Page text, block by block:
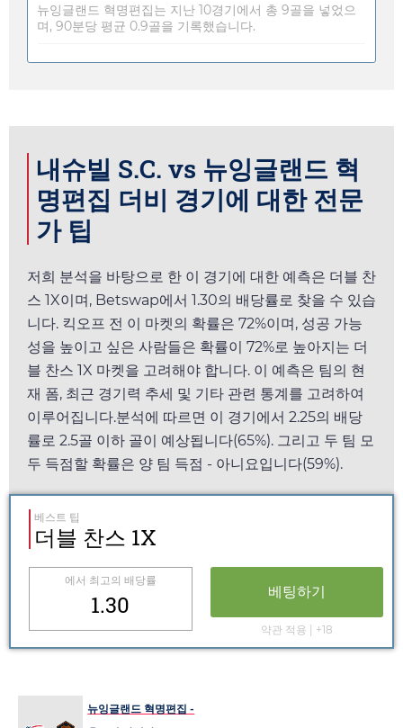
뉴잉글랜드 혁명편집는 지난 10경기에서 총 9골을 넣었으
며, 90분당 평균 0.9골을 기록했습니다.
내슈빌 S.C. vs 뉴잉글랜드 혁
명편집 더비 경기에 대한 전문
가 팁
저희 분석을 바탕으로 한 이 경기에 대한 예측은 더블 찬
스 1X이며, Betswap에서 1.30의 배당률로 찾을 수 있습
니다. 킥오프 전 이 마켓의 확률은 72%이며, 성공 가능
성을 높이고 싶은 사람들은 확률이 72%로 높아지는 더
블 찬스 1X 마켓을 고려해야 합니다. 이 예측은 팀의 현
재 폼, 최근 경기력 추세 및 기타 관련 통계를 고려하여
이루어집니다.분석에 따르면 이 경기에서 2.25의 배당
률로 2.5골 이하 골이 예상됩니다(65%). 그리고 두 팀 모
두 득점할 확률은 양 팀 득점 - 아니요입니다(59%).
베스트 팁
더블 찬스 1X
에서 최고의 배당률
1.30 베팅하기
약관 적용 | +18
뉴잉글랜드 혁명편집 -